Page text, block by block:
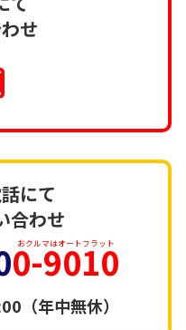
せ
にて
合わせ
0-9010
おクルマはオートフラット
（年中無休）